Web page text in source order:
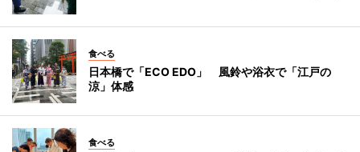
食べる
日本橋で「ECO EDO」 風鈴や浴衣で「江戸の
涼」体感
食べる